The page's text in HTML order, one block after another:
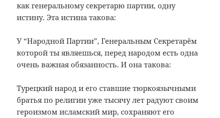
как генеральному секретарю партии, одну
истину. Эта истина такова:
У “Народной Партии”, Генеральным Секретарём
которой ты являешься, перед народом есть одна
очень важная обязанность. И она такова:
Турецкий народ и его ставшие тюркоязычными
братья по религии уже тысячу лет радуют своим
героизмом исламский мир, сохраняют его